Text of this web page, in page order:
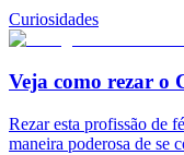
Curiosidades
Veja como rezar o
Rezar esta profissão de
maneira poderosa de se